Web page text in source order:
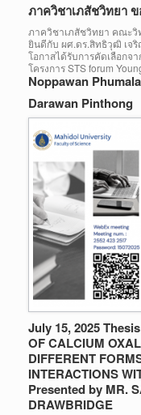
ภาควิชาเภสัชวิทยา
ภาควิชาเภสัชวิทยา คณะ
ยินดีกับ ผศ.ดร.สิทธิวุฒิ เจ
โอกาสได้รับการคัดเลือกจ
โครงการ STS forum
Noppawan
Darawan Pinthong
July 15, 2025
OF CALCIUM
DIFFERENT
INTERACTIONS
Presented by MR.
DRAWBRIDGE